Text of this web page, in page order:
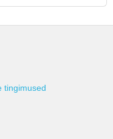
tingimused